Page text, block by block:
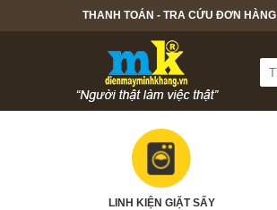
THANH TOÁN - TRA CỨU ĐƠN HÀNG
LINH KIỆN GIẶT SẤY